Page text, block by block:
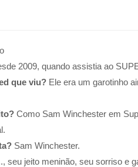
2009, quando assistia ao
que viu? Ele era um garotinho
Como Sam Winchester em
Sam Winchester.
seu jeito meninão, seu sorriso e